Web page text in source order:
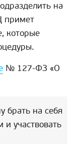
на
примет
которые
№ 127-ФЗ «О
брать на себя
и участвовать